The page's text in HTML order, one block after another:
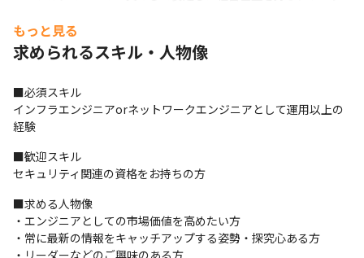
ことで、新しい技術に挑戦しやすい環境を整備しています。
【パーソルクロステクノロジーで経験できる領域】
セキュリティ攻撃を受けた際の対応や対策の立案
（2）セキュリティアプライアンス導入支援
ィ対策の対応
セキュリティに関連する情報の収集及びセキュリティ対策の立案
～実施
《具体的な案件例》
もっと見る
求められるスキル・人物像
■必須スキル
インフラエンジニアorネットワークエンジニアとして運用以上の
経験
■歓迎スキル
セキュリティ関連の資格をお持ちの方
■求める人物像
・エンジニアとしての市場価値を高めたい方
・常に最新の情報をキャッチアップする姿勢・探究心ある方
・リーダーなどのご興味のある方